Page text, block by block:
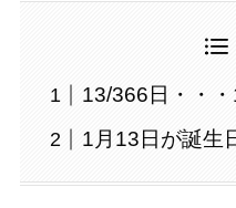
13/366日・・
1月13日が誕生